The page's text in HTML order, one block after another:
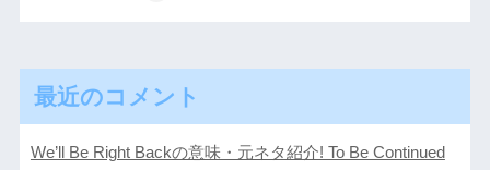
最近のコメント
We’ll Be Right Backの意味・元ネタ紹介! To Be Continued